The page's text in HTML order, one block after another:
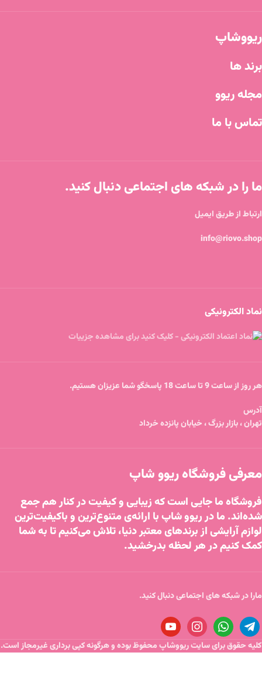
ریووشاپ
برند ها
مجله ریوو
تماس با ما
ما را در شبکه های اجتماعی دنبال کنید.
ارتباط از طریق ایمیل
info@riovo.shop
نماد الکترونیکی
هر روز از ساعت 9 تا ساعت 18 پاسخگو شما عزیزان هستیم.
آدرس
تهران ، بازار بزرگ ، خیابان پانزده خرداد
معرفی فروشگاه ریوو شاپ
فروشگاه ما جایی است که زیبایی و کیفیت در کنار هم جمع
شده‌اند. ما در ریوو شاپ با ارائه‌ی متنوع‌ترین و باکیفیت‌ترین
لوازم آرایشی از برندهای معتبر دنیا، تلاش می‌کنیم تا به شما
کمک کنیم در هر لحظه بدرخشید.
مارا در شبکه های اجتماعی دنبال کنید.
کلیه حقوق برای سایت ریووشاپ محفوظ بوده و هرگونه کپی برداری غیرمجاز است.